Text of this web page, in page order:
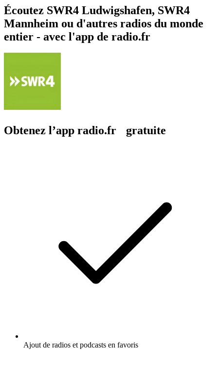
Écoutez SWR4 Ludwigshafen, SWR4
Mannheim ou d'autres radios du monde
entier - avec l'app de radio.fr
Obtenez l’app radio.fr gratuite
Ajout de radios et podcasts en favoris